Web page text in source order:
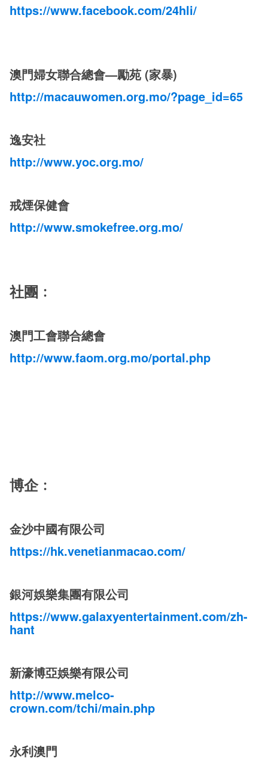
https://www.facebook.com/24hli/
澳門婦女聯合總會—勵苑 (家暴)
http://macauwomen.org.mo/?page_id=65
逸安社
http://www.yoc.org.mo/
戒煙保健會
http://www.smokefree.org.mo/
社團﹕
澳門工會聯合總會
http://www.faom.org.mo/portal.php
博企﹕
金沙中國有限公司
https://hk.venetianmacao.com/
銀河娛樂集團有限公司
https://www.galaxyentertainment.com/zh-
hant
新濠博亞娛樂有限公司
http://www.melco-
crown.com/tchi/main.php
永利澳門